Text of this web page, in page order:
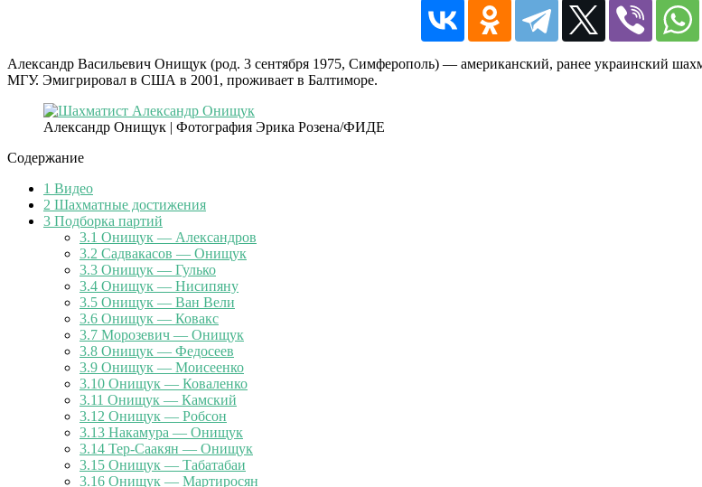
Александр Васильевич Онищук (род. 3 сентября 1975, Симферополь) — американский, ранее украинский
МГУ. Эмигрировал в США в 2001, проживает в Балтиморе.
Александр Онищук | Фотография Эрика Розена/ФИДЕ
Содержание
1 Видео
2 Шахматные достижения
3 Подборка партий
3.1 Онищук — Александров
3.2 Садвакасов — Онищук
3.3 Онищук — Гулько
3.4 Онищук — Нисипяну
3.5 Онищук — Ван Вели
3.6 Онищук — Ковакс
3.7 Морозевич — Онищук
3.8 Онищук — Федосеев
3.9 Онищук — Моисеенко
3.10 Онищук — Коваленко
3.11 Онищук — Камский
3.12 Онищук — Робсон
3.13 Накамура — Онищук
3.14 Тер-Саакян — Онищук
3.15 Онищук — Табатабаи
3.16 Онищук — Мартиросян